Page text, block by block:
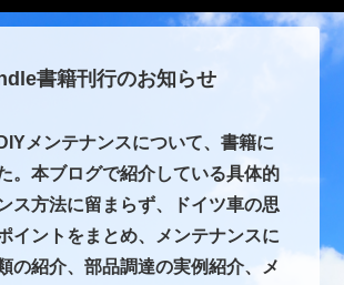
書籍刊行のお知らせ
メンテナンスについて、書籍に
。本ブログで紹介している具体的
ス方法に留まらず、ドイツ車の思
イントをまとめ、メンテナンスに
の紹介、部品調達の実例紹介、メ